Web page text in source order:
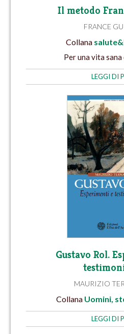
Il metodo
FRANCE
Collana
Per una vita
LEGGI DI
Gustavo Rol.
MAURIZIO
Collana Uomini,
LEGGI DI